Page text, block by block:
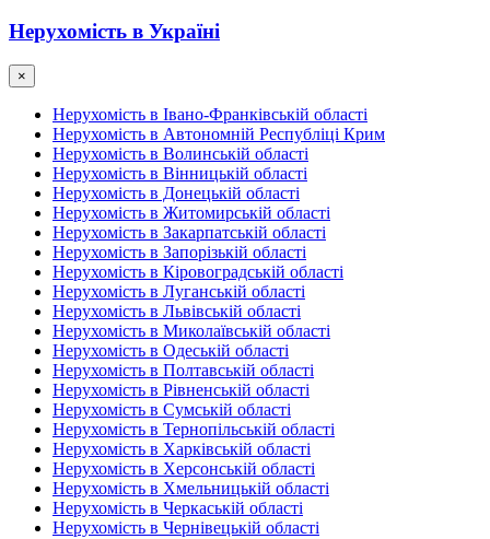
Нерухомість в Україні
×
Нерухомість в Івано-Франківській області
Нерухомість в Автономній Республіці Крим
Нерухомість в Волинській області
Нерухомість в Вінницькій області
Нерухомість в Донецькій області
Нерухомість в Житомирській області
Нерухомість в Закарпатській області
Нерухомість в Запорізькій області
Нерухомість в Кіровоградській області
Нерухомість в Луганській області
Нерухомість в Львівській області
Нерухомість в Миколаївській області
Нерухомість в Одеській області
Нерухомість в Полтавській області
Нерухомість в Рівненській області
Нерухомість в Сумській області
Нерухомість в Тернопільській області
Нерухомість в Харківській області
Нерухомість в Херсонській області
Нерухомість в Хмельницькій області
Нерухомість в Черкаській області
Нерухомість в Чернівецькій області